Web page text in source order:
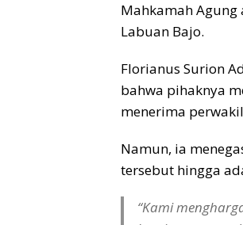
Mahkamah Agung
Labuan Bajo.
Florianus Surion
bahwa pihaknya
menerima
Namun, ia
tersebut hingga
“Kami